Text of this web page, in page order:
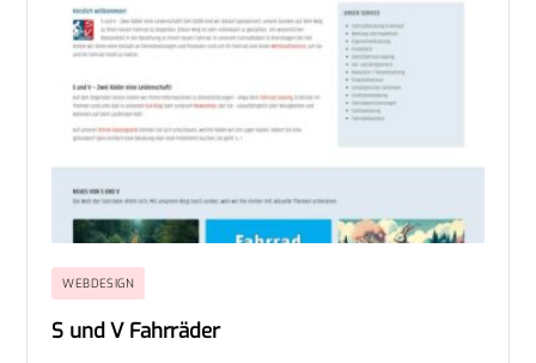
WEBDESIGN
S und V Fahrräder